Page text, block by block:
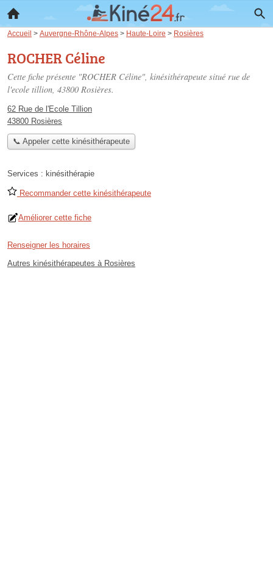
Accueil > Auvergne-Rhône-Alpes > Haute-Loire > Rosières
ROCHER Céline
Cette fiche présente "ROCHER Céline", kinésithérapeute situé rue de
l'ecole tillion, 43800 Rosières.
62 Rue de l'Ecole Tillion
43800 Rosières
📞 Appeler cette kinésithérapeute
Services : kinésithérapie
Recommander cette kinésithérapeute
Améliorer cette fiche
Renseigner les horaires
Autres kinésithérapeutes à Rosières